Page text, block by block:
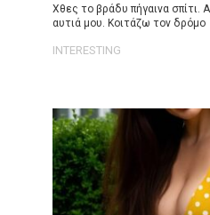
Χθες το βράδυ πήγαινα
αυτιά μου. Κοιτάζω τον δρόμο
INTERESTING